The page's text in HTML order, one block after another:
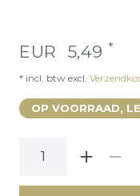
EUR 5,49 *
* incl. btw excl.
OP VOORRAAD,